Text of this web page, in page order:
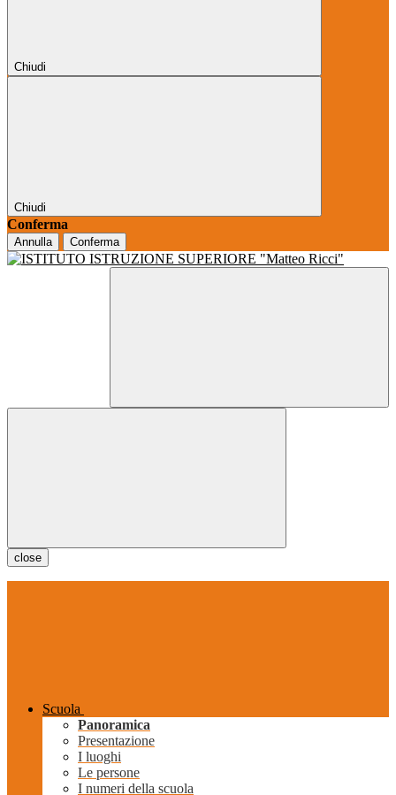
Chiudi
Chiudi
Conferma
Annulla Conferma
close
Scuola
Panoramica
Presentazione
I luoghi
Le persone
I numeri della scuola